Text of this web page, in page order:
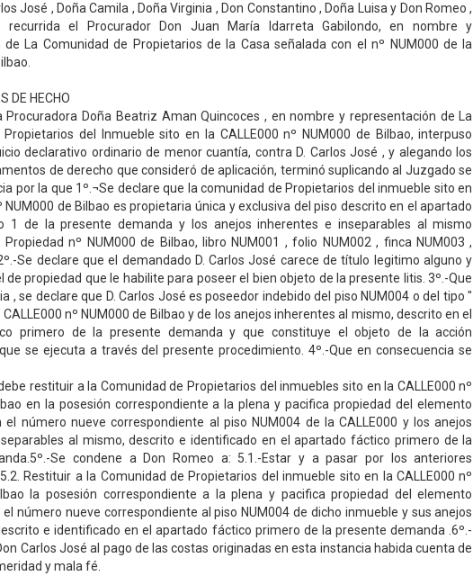
José , Doña Camila , Doña Virginia , Don Constantino , Doña Luisa y Don Romeo ,
el Procurador Don Juan María Idarreta Gabilondo, en nombre y
de La Comunidad de Propietarios de la Casa señalada con el nº NUM000 de la
DE HECHO
Procuradora Doña Beatriz Aman Quincoces , en nombre y representación de La
del Inmueble sito en la CALLE000 nº NUM000 de Bilbao, interpuso
declarativo ordinario de menor cuantía, contra D. Carlos José , y alegando los
de derecho que consideró de aplicación, terminó suplicando al Juzgado se
por la que 1º.¬Se declare que la comunidad de Propietarios del inmueble sito en
NUM000 de Bilbao es propietaria única y exclusiva del piso descrito en el apartado
1 de la presente demanda y los anejos inherentes e inseparables al mismo
nº NUM000 de Bilbao, libro NUM001 , folio NUM002 , finca NUM003 ,
Se declare que el demandado D. Carlos José carece de título legitimo alguno y
de propiedad que le habilite para poseer el bien objeto de la presente litis. 3º.-Que
, se declare que D. Carlos José es poseedor indebido del piso NUM004 o del tipo "
CALLE000 nº NUM000 de Bilbao y de los anejos inherentes al mismo, descrito en el
primero de la presente demanda y que constituye el objeto de la acción
se ejecuta a través del presente procedimiento. 4º.-Que en consecuencia se
restituir a la Comunidad de Propietarios del inmuebles sito en la CALLE000 nº
en la posesión correspondiente a la plena y pacifica propiedad del elemento
el número nueve correspondiente al piso NUM004 de la CALLE000 y los anejos
al mismo, descrito e identificado en el apartado fáctico primero de la
Se condene a Don Romeo a: 5.1.-Estar y a pasar por los anteriores
Restituir a la Comunidad de Propietarios del inmueble sito en la CALLE000 nº
la posesión correspondiente a la plena y pacifica propiedad del elemento
número nueve correspondiente al piso NUM004 de dicho inmueble y sus anejos
e identificado en el apartado fáctico primero de la presente demanda .6º.-
Carlos José al pago de las costas originadas en esta instancia habida cuenta de
y mala fé.